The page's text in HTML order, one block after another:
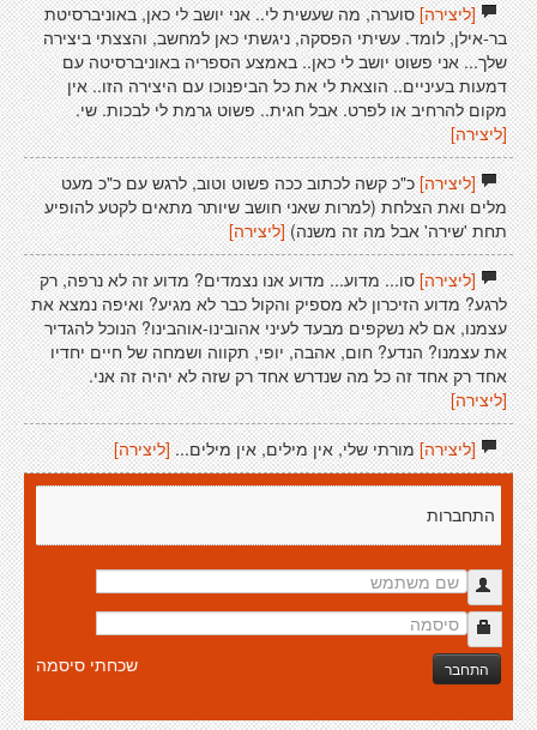
[ליצירה]סוערה, מה שעשית לי.. אני יושב לי כאן, באוניברסיטת
בר-אילן, לומד. עשיתי הפסקה, ניגשתי כאן למחשב, והצצתי ביצירה
שלך... אני פשוט יושב לי כאן.. באמצע הספריה באוניברסיטה עם
דמעות בעיניים.. הוצאת לי את כל הביפנוכו עם היצירה הזו.. אין
מקום להרחיב או לפרט. אבל חגית.. פשוט גרמת לי לבכות. שי.
[ליצירה]
[ליצירה]כ"כ קשה לכתוב ככה פשוט וטוב, לרגש עם כ"כ מעט
מלים ואת הצלחת (למרות שאני חושב שיותר מתאים לקטע להופיע
תחת 'שירה' אבל מה זה משנה) [ליצירה]
[ליצירה]סו... מדוע... מדוע אנו נצמדים? מדוע זה לא נרפה, רק
לרגע? מדוע הזיכרון לא מספיק והקול כבר לא מגיע? ואיפה נמצא את
עצמנו, אם לא נשקפים מבעד לעיני אהובינו-אוהבינו? הנוכל להגדיר
את עצמנו? הנדע? חום, אהבה, יופי, תקווה ושמחה של חיים יחדיו
אחד רק אחד זה כל מה שנדרש אחד רק שזה לא יהיה זה אני.
[ליצירה]
[ליצירה]מורתי שלי, אין מילים, אין מילים... [ליצירה]
התחברות
התחבר שכחתי סיסמה